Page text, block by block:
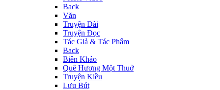
Back
Văn
Truyện Dài
Truyện Đọc
Tác Giả & Tác Phẩm
Back
Biên Khảo
Quê Hương Một Thuở
Truyện Kiều
Lưu Bút